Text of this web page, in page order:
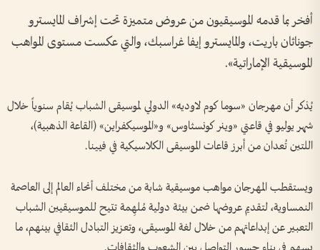
أفخر بما قدمه الموسيقيون من عروض متميزة تحت إشراف المايسترو
جوناثان باريت، والمايسترو إيفا غراسبك، والتي عكست مستوى المواهب
الموسيقية الإماراتية».
يُذكر أن مهرجان «سوما كوم لاوديه» الدولي لموسيقى الشباب يُقام سنوياً خلال
شهر يوليو في قاعتي «وينر كونسثاوس» و«الموسيكفراين» (القاعة الذهبية)،
اللتين تُعدان من أبرز قاعات الموسيقى الكلاسيكية في فيينا.
ويستقطب المهرجان مواهب موسيقية شابة من مختلف أنحاء العالم إلى العاصمة
النمساوية، لتقديم عروضها ضمن بيئة دولية مُلهِمة تتيح للموسيقيين الشباب
التعبير عن إبداعاتهم من خلال لغة الموسيقى، وتعزيز التبادل الثقافي بينهم، ما